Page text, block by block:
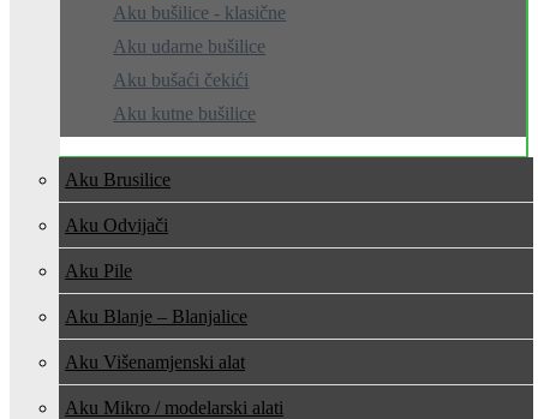
Aku bušilice - klasične
Aku udarne bušilice
Aku bušaći čekići
Aku kutne bušilice
Aku Brusilice
Aku Odvijači
Aku Pile
Aku Blanje – Blanjalice
Aku Višenamjenski alat
Aku Mikro / modelarski alati